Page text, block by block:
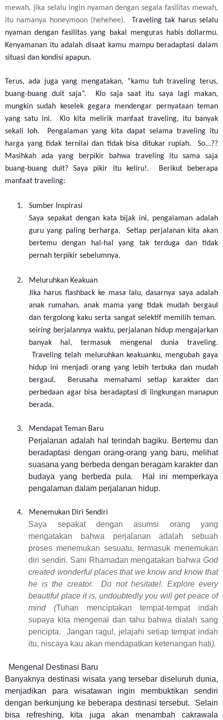
mewah, jika selalu ingin nyaman dengan segala fasilitas mewah,
itu namanya honeymoon (hehehee). Traveling tak harus selalu
nyaman dengan fasilitas yang bakal menguras habis dollarmu.
Kenyamanan itu adalah disaat kamu mampu beradaptasi dalam
situasi dan kondisi apapun.
Terus, ada juga yang mengatakan, “kamu tuh traveling terus,
buang-buang duit saja”. Klo saja saat itu saya lagi makan,
mungkin sudah keselek gegara mendengar pernyataan teman
yang satu ini. Klo kita melirik manfaat traveling, itu banyak
sekali loh. Pengalaman yang kita dapat selama traveling itu
harga yang tidak ternilai dan tidak bisa ditukar rupiah. So...??
Masihkah ada yang berpikir bahwa traveling itu sama saja
buang-buang duit? Saya pikir itu keliru!. Berikut beberapa
manfaat traveling:
1.
Sumber Inspirasi
Saya sepakat dengan kata bijak ini, pengalaman adalah
guru yang paling berharga. Setiap perjalanan kita akan
bertemu dengan hal-hal yang tak terduga dan tidak
pernah terpikir sebelumnya.
2.
Meluruhkan Keakuan
Jika harus flashback ke masa lalu, dasarnya saya adalah
anak rumahan, anak mama yang tidak mudah bergaul
dan tergolong kaku serta sangat selektif memilih teman.
seiring berjalannya waktu, perjalanan hidup mengajarkan
banyak hal, termasuk mengenal dunia traveling.
Traveling telah meluruhkan keakuanku, mengubah gaya
hidup ini menjadi orang yang lebih terbuka dan mudah
bergaul. Berusaha memahami setiap karakter dan
perbedaan agar bisa beradaptasi di lingkungan manapun
berada.
3. Mendapat Teman Baru
Perjalanan adalah hal terindah bagiku. Bertemu dan
beradaptasi dengan orang-orang yang baru, melihat
suasana yang berbeda dengan beragam karakter dan
budaya yang berbeda pula. Hal ini memperkaya
pengalaman dalam perjalanan hidup.
4. Menemukan Diri Sendiri
Saya sepakat dengan asumsi orang yang
mengatakan bahwa perjalanan adalah sebuah
proses menemukan sesuatu, termasuk menemukan
diri sendiri. Sani Rhamadan mengatakan bahwa God
created wonderful places that we know and know that
he is the creator. Do not hesitate!. Explore every
beautiful place it is, undoubtedly you will get peace of
mind (Tuhan menciptakan tempat-tempat indah
supaya kita mengenal dan tahu bahwa dialah sang
pencipta. Jangan ragu!, jelajahi setiap tempat indah
itu, niscaya kau akan mendapatkan ketenangan hati).
Mengenal Destinasi Baru
Banyaknya destinasi wisata yang tersebar diseluruh dunia,
menjadikan para wisatawan ingin membuktikan sendiri
dengan berkunjung ke beberapa destinasi tersebut. Selain
bisa refreshing, kita juga akan menambah cakrawala